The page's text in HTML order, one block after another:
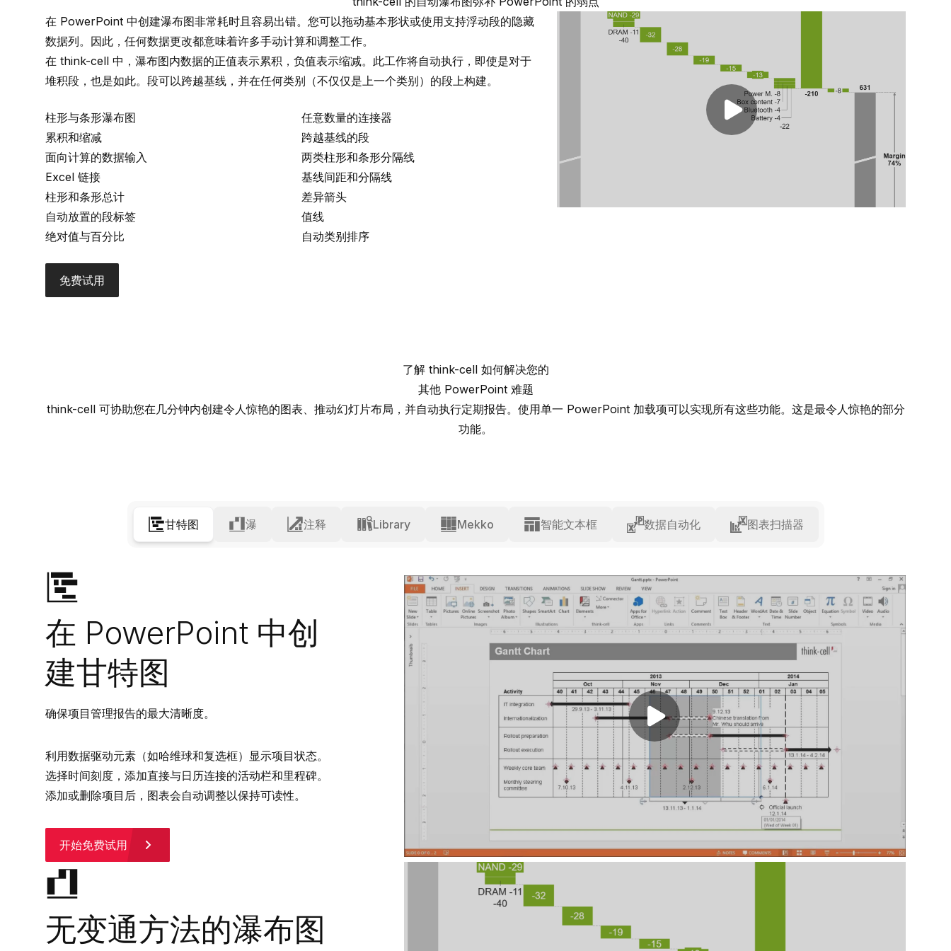
在 PowerPoint 中创建瀑布图非常耗时且容易出错。您可以拖动基本形状或使用支持浮动段的隐藏
数据列。因此，任何数据更改都意味着许多手动计算和调整工作。
在 think-cell 中，瀑布图内数据的正值表示累积，负值表示缩减。此工作将自动执行，即使是对于
堆积段，也是如此。段可以跨越基线，并在任何类别（不仅仅是上一个类别）的段上构建。
柱形与条形瀑布图
累积和缩减
面向计算的数据输入
Excel 链接
柱形和条形总计
自动放置的段标签
绝对值与百分比
任意数量的连接器
跨越基线的段
两类柱形和条形分隔线
基线间距和分隔线
差异箭头
值线
自动类别排序
免费试用
Play video
了解 think-cell如何解决您的
其他 PowerPoint 难题
think-cell可协助您在几分钟内创建令人惊艳的图表、推动幻灯片布局，并自动执行定期报告。使用单一 PowerPoint 加载项可以实现所有这些功能。这是最令人惊艳的部分
功能。
甘特图 瀑 注释 Library Mekko 智能文本框 数据自动化 图表扫描器
在 PowerPoint 中创
建甘特图
确保项目管理报告的最大清晰度。
利用数据驱动元素（如哈维球和复选框）显示项目状态。
⁠选择时间刻度，添加直接与日历连接的活动栏和里程碑。
添加或删除项目后，图表会自动调整以保持可读性。
开始免费试用
Play video
无变通方法的瀑布图